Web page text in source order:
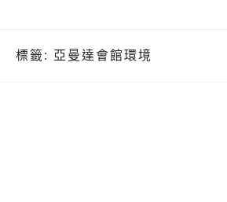
標籤: 亞曼達會館環境